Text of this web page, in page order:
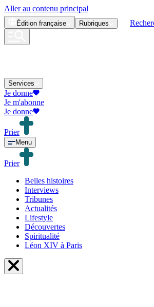
Aller au contenu principal
Édition française Rubriques
Services
Je donne
Je m'abonne
Je donne
Prier
Menu
Prier
Belles histoires
Interviews
Tribunes
Actualités
Lifestyle
Découvertes
Spiritualité
Léon XIV à Paris